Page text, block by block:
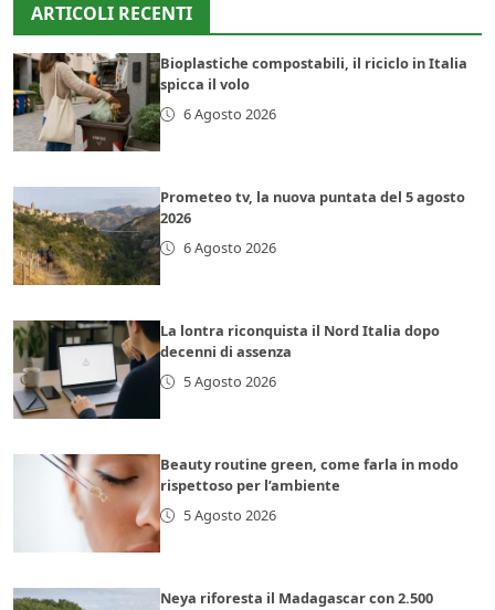
ARTICOLI RECENTI
Bioplastiche compostabili, il riciclo in Italia
spicca il volo
6 Agosto 2026
Prometeo tv, la nuova puntata del 5 agosto
2026
6 Agosto 2026
La lontra riconquista il Nord Italia dopo
decenni di assenza
5 Agosto 2026
Beauty routine green, come farla in modo
rispettoso per l’ambiente
5 Agosto 2026
Neya riforesta il Madagascar con 2.500